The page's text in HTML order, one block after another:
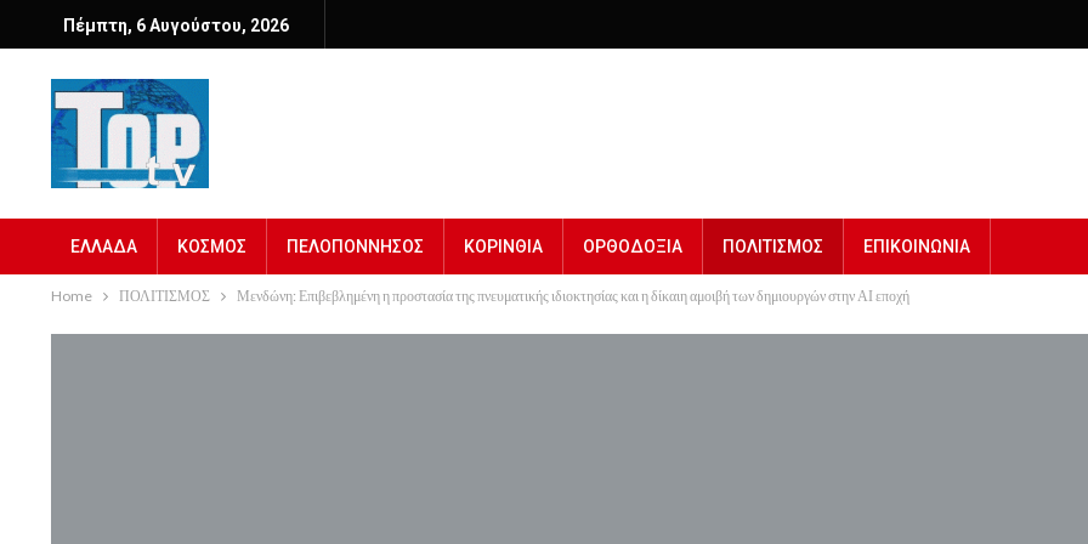
Πέμπτη, 6 Αυγούστου, 2026
ΕΛΛΑΔΑ ΚΟΣΜΟΣ ΠΕΛΟΠΟΝΝΗΣΟΣ ΚΟΡΙΝΘΙΑ ΟΡΘΟΔΟΞΙΑ ΠΟΛΙΤΙΣΜΟΣ ΕΠΙΚΟΙΝΩΝΙΑ
Home ΠΟΛΙΤΙΣΜΟΣ Μενδώνη: Επιβεβλημένη η προστασία της πνευματικής ιδιοκτησίας και η δίκαιη αμοιβή των δημιουργών στην ΑΙ εποχή